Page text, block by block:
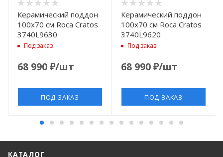
Керамический поддон
100x70 см Roca Cratos
3740L9630
Под заказ
68 990₽/шт
ПОД ЗАКАЗ
Керамический поддон
100x70 см Roca Cratos
3740L9620
Под заказ
68 990₽/шт
ПОД ЗАКАЗ
КАТАЛОГ